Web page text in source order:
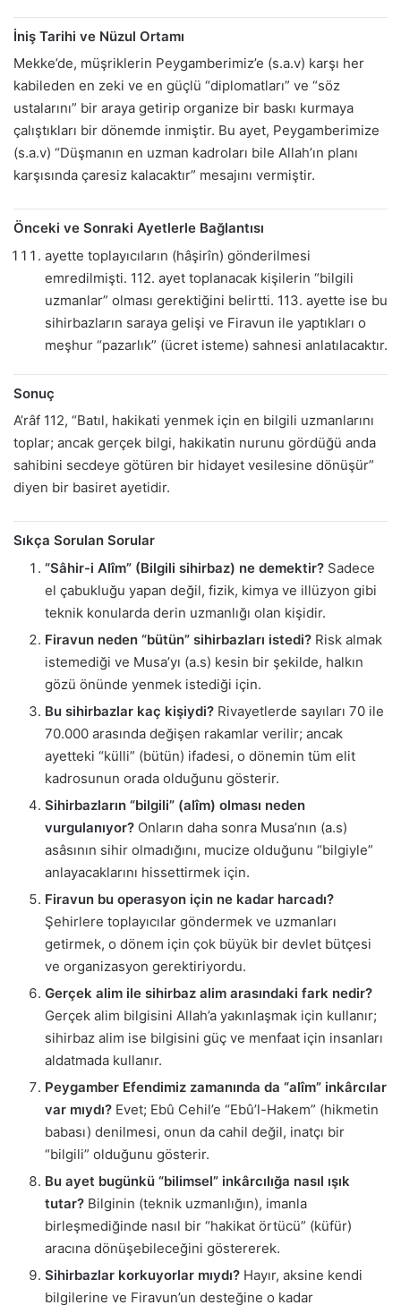
İniş Tarihi ve Nüzul Ortamı
Mekke’de, müşriklerin Peygamberimiz’e (s.a.v) karşı her
kabileden en zeki ve en güçlü “diplomatları” ve “söz
ustalarını” bir araya getirip organize bir baskı kurmaya
çalıştıkları bir dönemde inmiştir. Bu ayet, Peygamberimize
(s.a.v) “Düşmanın en uzman kadroları bile Allah’ın planı
karşısında çaresiz kalacaktır” mesajını vermiştir.
Önceki ve Sonraki Ayetlerle Bağlantısı
ayette toplayıcıların (hâşirîn) gönderilmesi
emredilmişti. 112. ayet toplanacak kişilerin “bilgili
uzmanlar” olması gerektiğini belirtti. 113. ayette ise bu
sihirbazların saraya gelişi ve Firavun ile yaptıkları o
meşhur “pazarlık” (ücret isteme) sahnesi anlatılacaktır.
Sonuç
A’râf 112, “Batıl, hakikati yenmek için en bilgili uzmanlarını
toplar; ancak gerçek bilgi, hakikatin nurunu gördüğü anda
sahibini secdeye götüren bir hidayet vesilesine dönüşür”
diyen bir basiret ayetidir.
Sıkça Sorulan Sorular
“Sâhir-i Alîm” (Bilgili sihirbaz) ne demektir? Sadece
el çabukluğu yapan değil, fizik, kimya ve illüzyon gibi
teknik konularda derin uzmanlığı olan kişidir.
Firavun neden “bütün” sihirbazları istedi? Risk almak
istemediği ve Musa’yı (a.s) kesin bir şekilde, halkın
gözü önünde yenmek istediği için.
Bu sihirbazlar kaç kişiydi? Rivayetlerde sayıları 70 ile
70.000 arasında değişen rakamlar verilir; ancak
ayetteki “külli” (bütün) ifadesi, o dönemin tüm elit
kadrosunun orada olduğunu gösterir.
Sihirbazların “bilgili” (alîm) olması neden
vurgulanıyor? Onların daha sonra Musa’nın (a.s)
asâsının sihir olmadığını, mucize olduğunu “bilgiyle”
anlayacaklarını hissettirmek için.
Firavun bu operasyon için ne kadar harcadı?
Şehirlere toplayıcılar göndermek ve uzmanları
getirmek, o dönem için çok büyük bir devlet bütçesi
ve organizasyon gerektiriyordu.
Gerçek alim ile sihirbaz alim arasındaki fark nedir?
Gerçek alim bilgisini Allah’a yakınlaşmak için kullanır;
sihirbaz alim ise bilgisini güç ve menfaat için insanları
aldatmada kullanır.
Peygamber Efendimiz zamanında da “alîm” inkârcılar
var mıydı? Evet; Ebû Cehil’e “Ebû’l-Hakem” (hikmetin
babası) denilmesi, onun da cahil değil, inatçı bir
“bilgili” olduğunu gösterir.
Bu ayet bugünkü “bilimsel” inkârcılığa nasıl ışık
tutar? Bilginin (teknik uzmanlığın), imanla
birleşmediğinde nasıl bir “hakikat örtücü” (küfür)
aracına dönüşebileceğini göstererek.
Sihirbazlar korkuyorlar mıydı? Hayır, aksine kendi
bilgilerine ve Firavun’un desteğine o kadar